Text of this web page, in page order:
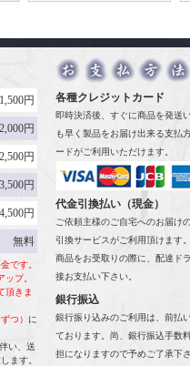
1,500円
2,000円
2,500円
3,500円
4,500円
無料
です。
プ。
頂きま
つ） に
い、送
ます。
各種クレジットカード
即時決済後、すぐに商品を発送
も早く製品をお届け出来る支払
ードがご利用いただけます。
代金引換払い（現金）
ご依頼主様のご自宅へのお届け
引換サービスがご利用頂けます
商品をお受取りの際に、配達ド
接お支払い下さい。
銀行振込
銀行振り込みのご利用は、前払
ております。尚、銀行振込手数
担になりますので予めご了承下